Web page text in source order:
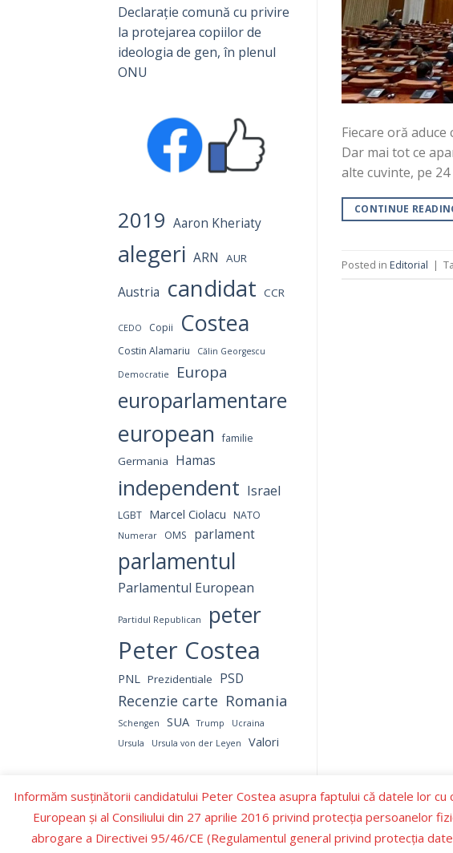
Declarație comună cu privire
la protejarea copiilor de
ideologia de gen, în plenul
ONU
2019 Aaron Kheriaty
alegeri ARN AUR
Austria candidat CCR
CEDO Copii Costea
Costin Alamariu Călin Georgescu
Democratie Europa
europarlamentare
european familie
Germania Hamas
independent Israel
LGBT Marcel Ciolacu NATO
Numerar OMS parlament
parlamentul
Parlamentul European
Partidul Republican peter
Peter Costea
PNL Prezidentiale PSD
Recenzie carte Romania
Schengen SUA Trump
Ucraina
Ursula
Ursula von der Leyen Valori
Fiecare oră
Dar mai tot ce
alte cuvinte, pe
CONTINUE
Posted in Editorial |
Informăm susținătorii candidatului Peter Costea asupra faptului că datele lor
European şi al Consiliului din 27 aprilie 2016 privind protecţia persoanelor
abrogare a Directivei 95/46/CE (Regulamentul general privind protecţia